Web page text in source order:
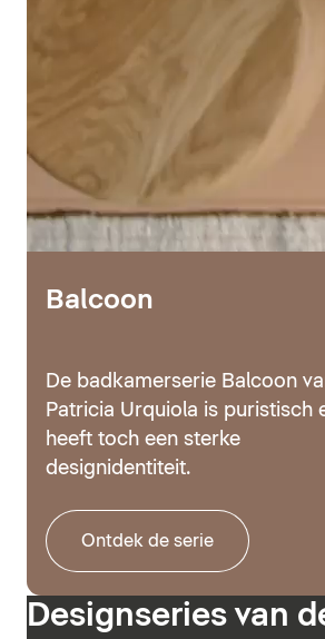
Balcoon
De badkamerserie Balcoon
Patricia Urquiola is puristisch
heeft toch een sterke
designidentiteit.
Ontdek de serie
Designseries van